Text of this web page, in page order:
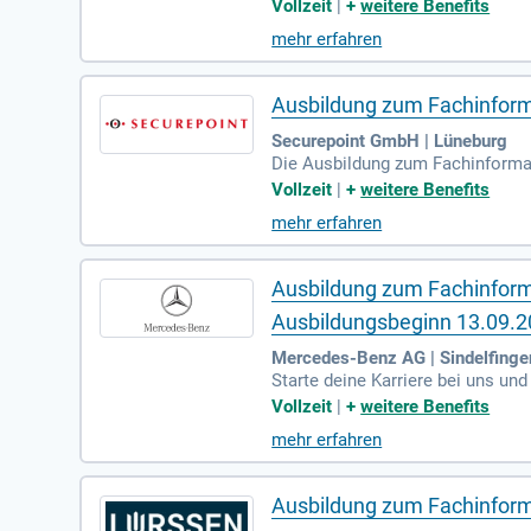
Voraussetzung ist ein
sollten deine Favoriten sein,
Vollzeit |+weitere Benefits
mehr erfahren
Ausbildung zum
Securepoint GmbH | Lüneburg
Die Ausbildung zum
enspezifische IT-Anwendungen
aber auch deren Anpassung.
ung sichert nicht nur
Vollzeit |+weitere Benefits
mehr erfahren
Ausbildung zum
Ausbildungsbeginn
Mercedes-Benz AG |
Starte deine Karriere bei uns
en Jahr je nach Standort. Nach
Benefits, wie Essenszulagen,
beitsumfeld mit zahlreichen
Vollzeit |+weitere Benefits
mehr erfahren
Ausbildung zum